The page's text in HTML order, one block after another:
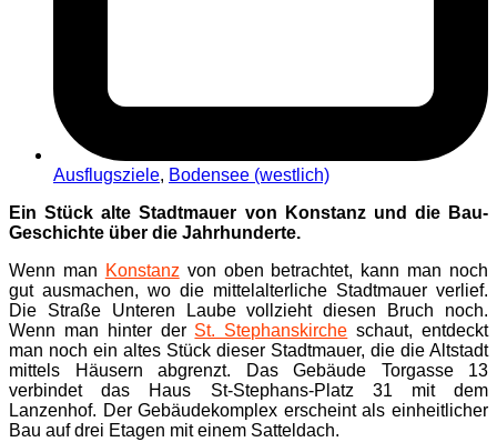
Ausflugsziele, Bodensee (westlich)
Ein Stück alte Stadtmauer von Konstanz und die Bau-
Geschichte über die Jahrhunderte.
Wenn man Konstanzvon oben betrachtet, kann man noch
gut ausmachen, wo die mittelalterliche Stadtmauer verlief.
Die Straße Unteren Laube vollzieht diesen Bruch noch.
Wenn man hinter der St. Stephanskirche schaut, entdeckt
man noch ein altes Stück dieser Stadtmauer, die die Altstadt
mittels Häusern abgrenzt. Das Gebäude Torgasse 13
verbindet das Haus St-Stephans-Platz 31 mit dem
Lanzenhof. Der Gebäudekomplex erscheint als einheitlicher
Bau auf drei Etagen mit einem Satteldach.